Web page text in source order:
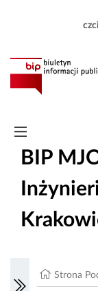
BIP
Strona